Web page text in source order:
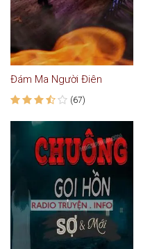
Đám Ma Người Điên
(67)